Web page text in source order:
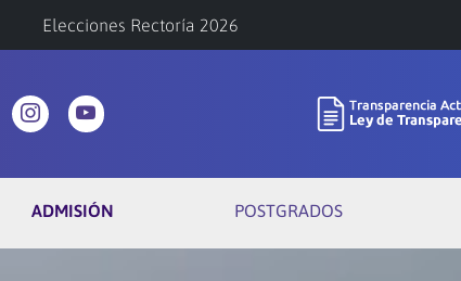
Elecciones Rectoría 2026
ADMISIÓN POSTGRADOS